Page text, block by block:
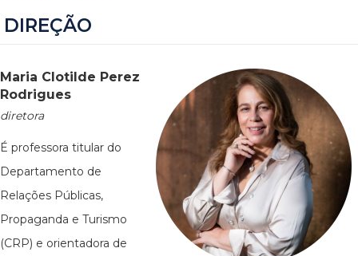
DIREÇÃO
Maria Clotilde Perez
Rodrigues
diretora
É professora titular do
Departamento de
Relações Públicas,
Propaganda e Turismo
(CRP) e orientadora de